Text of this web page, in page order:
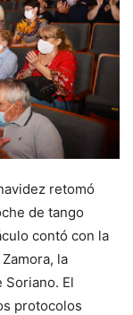
retomó
de tango
contó con la
la
Soriano. El
protocolos